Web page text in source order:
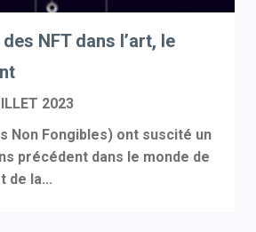
NFT dans l’art, le
2023
Non Fongibles) ont suscité un
précédent dans le monde de
de la...